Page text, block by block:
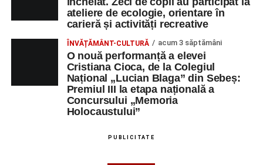
ateliere de ecologie, orientare în
carieră și activități recreative
ÎNVĂȚĂMÂNT-CULTURĂ acum 3 săptămâni
O nouă performanță a elevei
Cristiana Cioca, de la Colegiul
Național „Lucian Blaga” din Sebeș:
Premiul III la etapa națională a
Concursului „Memoria
Holocaustului”
PUBLICITATE